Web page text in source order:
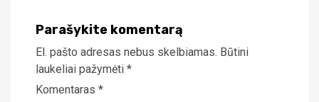
Parašykite komentarą
El. pašto adresas nebus skelbiamas. Būtini
laukeliai pažymėti *
Komentaras *